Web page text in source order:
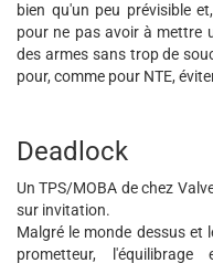
bien qu'un peu prévisible
pour ne pas avoir à mettre
des armes sans trop de
pour, comme pour NTE,
Deadlock
Un TPS/MOBA de chez
sur invitation.
Malgré le monde dessus et
prometteur,